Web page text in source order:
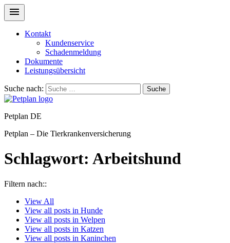
Kontakt
Kundenservice
Schadenmeldung
Dokumente
Leistungsübersicht
Suche nach: Suche
Petplan DE
Petplan – Die Tierkrankenversicherung
Schlagwort: Arbeitshund
Filtern nach::
View All
View all posts in Hunde
View all posts in Welpen
View all posts in Katzen
View all posts in Kaninchen